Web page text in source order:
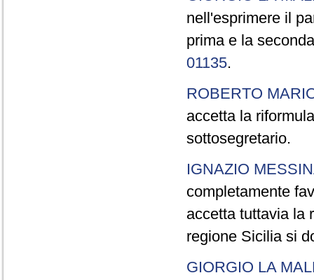
nell'esprimere il
prima e la
01135.
ROBERTO
accetta la
sottosegretario.
IGNAZIO
completamente
accetta tuttavia la
regione Sicilia si
GIORGIO LA